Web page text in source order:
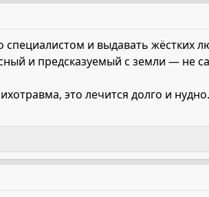
и выдавать жёстких
и предсказуемый с земли — не
это лечится долго и